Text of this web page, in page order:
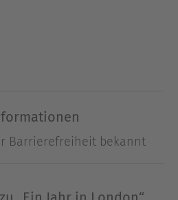
griechischen
Clubs voller Popstars
Wahl des Lieblingspubs.
erstes Buch.
Barrierefreiheit bekannt